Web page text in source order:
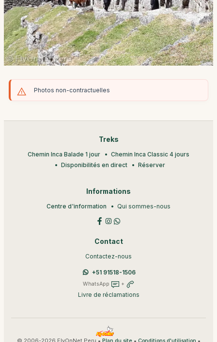
Photos non-contractuelles
Treks
Chemin Inca Balade 1 jour
Chemin Inca Classic 4 jours
Disponibilités en direct
Réserver
Informations
Centre d'information Qui sommes-nous
Contact
Contactez-nous
+51 91518-1506
WhatsApp +
Livre de réclamations
© 2006-2026 FlyOnNet Peru • • •